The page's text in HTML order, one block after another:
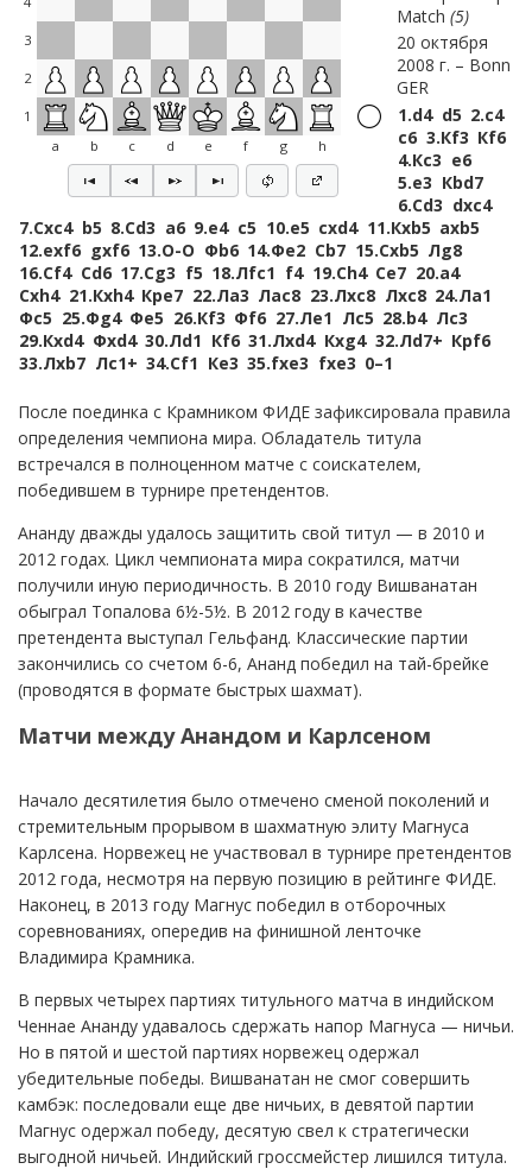
3
2
1
a
b c d e f g h
Match 5
20 октября
2008 г.
Bonn
GER
1.d4 d5 2.c4
c6 3.Кf3 Кf6
4.Кc3 e6
5.e3 Кbd7
6.Сd3 dxc4
7.Сxc4 b5 8.Сd3 a6 9.e4 c5 10.e5 cxd4 11.Кxb5 axb5
12.exf6 gxf6 13.O-O Фb6 14.Фe2 Сb7 15.Сxb5 Лg8
16.Сf4 Сd6 17.Сg3 f5 18.Лfc1 f4 19.Сh4 Сe7 20.a4
Сxh4 21.Кxh4 Крe7 22.Лa3 Лac8 23.Лxc8 Лxc8 24.Лa1
Фc5 25.Фg4 Фe5 26.Кf3 Фf6 27.Лe1 Лc5 28.b4 Лc3
29.Кxd4 Фxd4 30.Лd1 Кf6 31.Лxd4 Кxg4 32.Лd7+ Крf6
33.Лxb7 Лc1+ 34.Сf1 Кe3 35.fxe3 fxe3 0–1
После поединка с Крамником ФИДЕ зафиксировала правила
определения чемпиона мира. Обладатель титула
встречался в полноценном матче с соискателем,
победившем в турнире претендентов.
Ананду дважды удалось защитить свой титул — в 2010 и
2012 годах. Цикл чемпионата мира сократился, матчи
получили иную периодичность. В 2010 году Вишванатан
обыграл Топалова 6½-5½. В 2012 году в качестве
претендента выступал Гельфанд. Классические партии
закончились со счетом 6-6, Ананд победил на тай-брейке
(проводятся в формате быстрых шахмат).
Матчи между Анандом и Карлсеном
Начало десятилетия было отмечено сменой поколений и
стремительным прорывом в шахматную элиту Магнуса
Карлсена. Норвежец не участвовал в турнире претендентов
2012 года, несмотря на первую позицию в рейтинге ФИДЕ.
Наконец, в 2013 году Магнус победил в отборочных
соревнованиях, опередив на финишной ленточке
Владимира Крамника.
В первых четырех партиях титульного матча в индийском
Ченнае Ананду удавалось сдержать напор Магнуса — ничьи.
Но в пятой и шестой партиях норвежец одержал
убедительные победы. Вишванатан не смог совершить
камбэк: последовали еще две ничьих, в девятой партии
Магнус одержал победу, десятую свел к стратегически
выгодной ничьей. Индийский гроссмейстер лишился титула.